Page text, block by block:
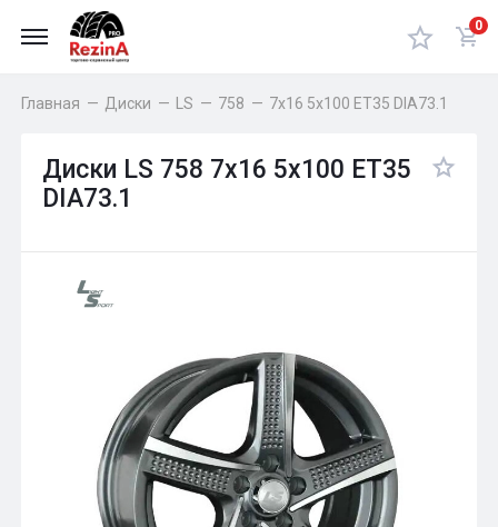
0
Главная — Диски — LS — 758 — 7x16 5x100 ET35 DIA73.1
Диски LS 758 7x16 5x100 ET35
DIA73.1